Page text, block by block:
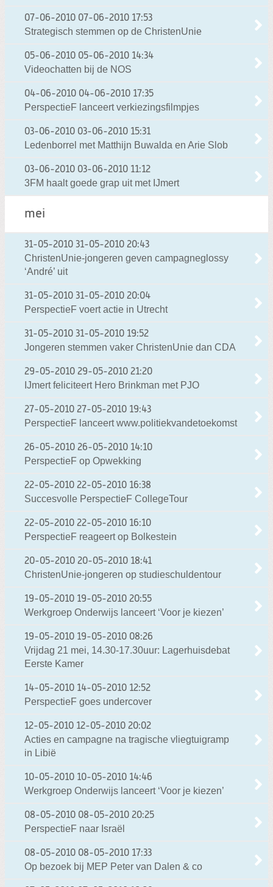
07-06-2010 07-06-2010 17:53
Strategisch stemmen op de ChristenUnie
05-06-2010 05-06-2010 14:34
Videochatten bij de NOS
04-06-2010 04-06-2010 17:35
PerspectieF lanceert verkiezingsfilmpjes
03-06-2010 03-06-2010 15:31
Ledenborrel met Matthijn Buwalda en Arie Slob
03-06-2010 03-06-2010 11:12
3FM haalt goede grap uit met IJmert
mei
31-05-2010 31-05-2010 20:43
ChristenUnie-jongeren geven campagneglossy
‘André’ uit
31-05-2010 31-05-2010 20:04
PerspectieF voert actie in Utrecht
31-05-2010 31-05-2010 19:52
Jongeren stemmen vaker ChristenUnie dan CDA
29-05-2010 29-05-2010 21:20
IJmert feliciteert Hero Brinkman met PJO
27-05-2010 27-05-2010 19:43
PerspectieF lanceert www.politiekvandetoekomst
26-05-2010 26-05-2010 14:10
PerspectieF op Opwekking
22-05-2010 22-05-2010 16:38
Succesvolle PerspectieF CollegeTour
22-05-2010 22-05-2010 16:10
PerspectieF reageert op Bolkestein
20-05-2010 20-05-2010 18:41
ChristenUnie-jongeren op studieschuldentour
19-05-2010 19-05-2010 20:55
Werkgroep Onderwijs lanceert ‘Voor je kiezen’
19-05-2010 19-05-2010 08:26
Vrijdag 21 mei, 14.30-17.30uur: Lagerhuisdebat
Eerste Kamer
14-05-2010 14-05-2010 12:52
PerspectieF goes undercover
12-05-2010 12-05-2010 20:02
Acties en campagne na tragische vliegtuigramp
in Libië
10-05-2010 10-05-2010 14:46
Werkgroep Onderwijs lanceert ‘Voor je kiezen’
08-05-2010 08-05-2010 20:25
PerspectieF naar Israël
08-05-2010 08-05-2010 17:33
Op bezoek bij MEP Peter van Dalen & co